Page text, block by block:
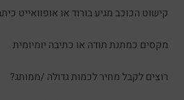
קישוט הכוכב מגיע בורוד או אופוואייט
מקסים כמתנת תודה או כתיבה יומיומית
רוצים לקבל מחיר לכמות גדולה /ממותג?